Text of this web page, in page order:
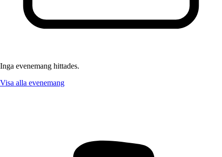
Inga evenemang hittades.
Visa alla evenemang